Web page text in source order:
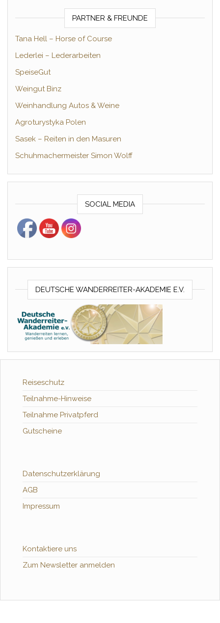
PARTNER & FREUNDE
Tana Hell – Horse of Course
Lederlei – Lederarbeiten
SpeiseGut
Weingut Binz
Weinhandlung Autos & Weine
Agroturystyka Polen
Sasek – Reiten in den Masuren
Schuhmachermeister Simon Wolff
SOCIAL MEDIA
DEUTSCHE WANDERREITER-AKADEMIE E.V.
Reiseschutz
Teilnahme-Hinweise
Teilnahme Privatpferd
Gutscheine
Datenschutzerklärung
AGB
Impressum
Kontaktiere uns
Zum Newsletter anmelden